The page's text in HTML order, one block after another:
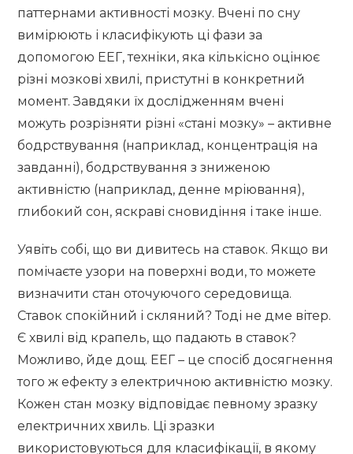
паттернами активності мозку. Вчені по сну
вимірюють і класифікують ці фази за
допомогою ЕЕГ, техніки, яка кількісно оцінює
різні мозкові хвилі, пристутні в конкретний
момент. Завдяки їх дослідженням вчені
можуть розрізняти різні «стані мозку» – активне
бодрствування (наприклад, концентрація на
завданні), бодрствування з зниженою
активністю (наприклад, денне мріювання),
глибокий сон, яскраві сновидіння і таке інше.
Уявіть собі, що ви дивитесь на ставок. Якщо ви
помічаєте узори на поверхні води, то можете
визначити стан оточуючого середовища.
Ставок спокійний і скляний? Тоді не дме вітер.
Є хвилі від крапель, що падають в ставок?
Можливо, йде дощ. ЕЕГ – це спосіб досягнення
того ж ефекту з електричною активністю мозку.
Кожен стан мозку відповідає певному зразку
електричних хвиль. Ці зразки
використовуються для класифікації, в якому